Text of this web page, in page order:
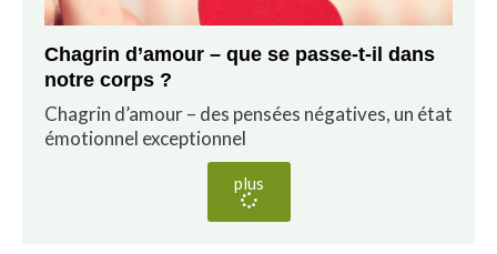
Chagrin d’amour – que se passe-t-il dans
notre corps ?
Chagrin d’amour – des pensées négatives, un état
émotionnel exceptionnel
plus